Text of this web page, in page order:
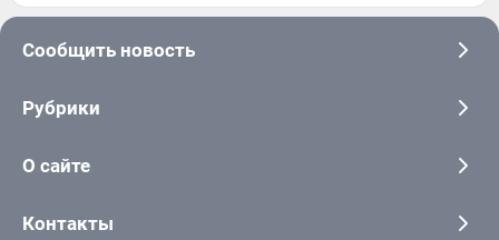
Сообщить новость
Рубрики
О сайте
Контакты